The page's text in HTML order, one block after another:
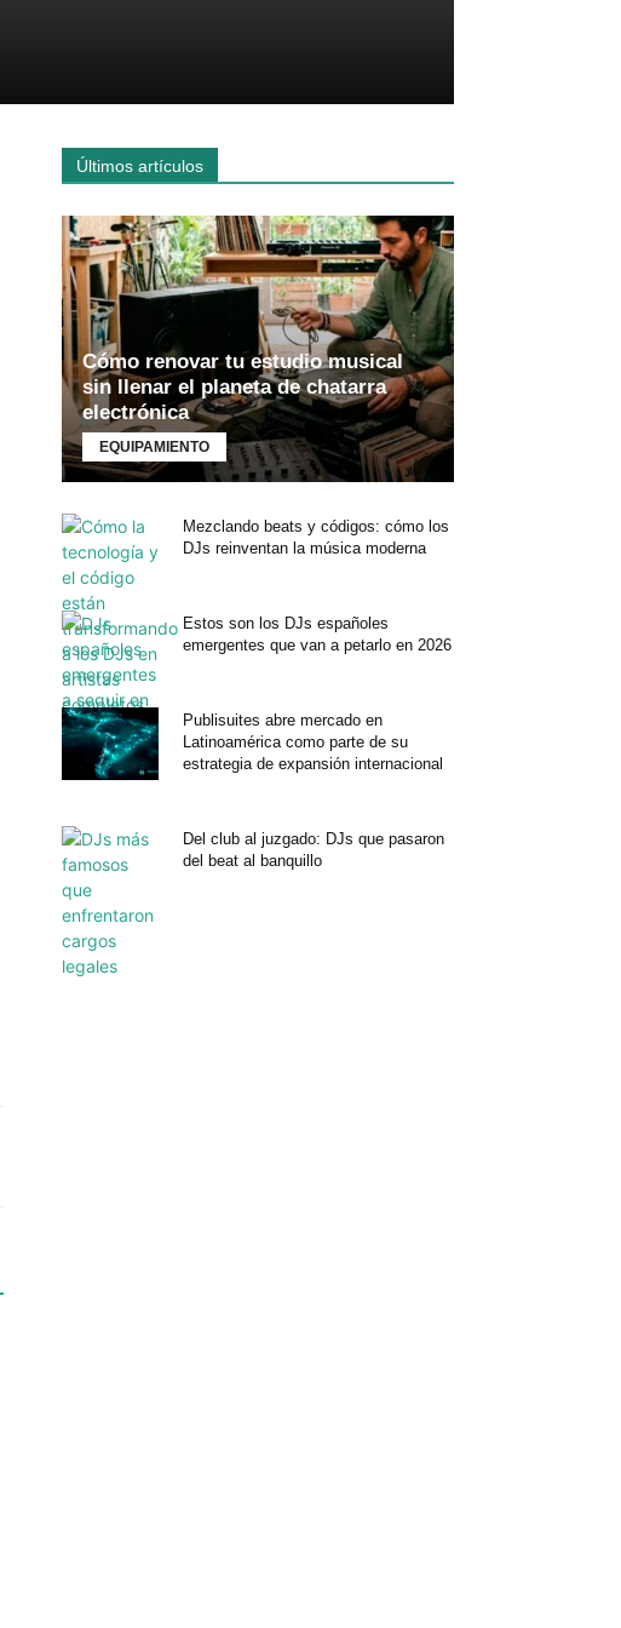
Últimos artículos
Cómo renovar tu estudio musical
sin llenar el planeta de chatarra
electrónica
EQUIPAMIENTO
Mezclando beats y códigos: cómo los
DJs reinventan la música moderna
Estos son los DJs españoles
emergentes que van a petarlo en 2026
Publisuites abre mercado en
Latinoamérica como parte de su
estrategia de expansión internacional
Del club al juzgado: DJs que pasaron
del beat al banquillo